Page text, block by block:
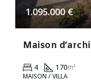
1.095.000 €
4 170m²
MAISON / VILLA